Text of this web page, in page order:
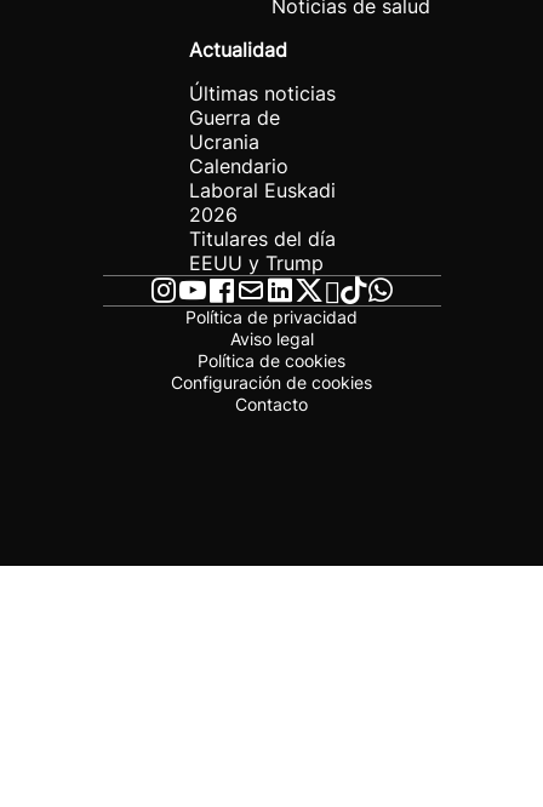
Noticias de salud
Actualidad
Últimas noticias
Guerra de
Ucrania
Calendario
Laboral Euskadi
2026
Titulares del día
EEUU y Trump
Política de privacidad
Aviso legal
Política de cookies
Configuración de cookies
Contacto